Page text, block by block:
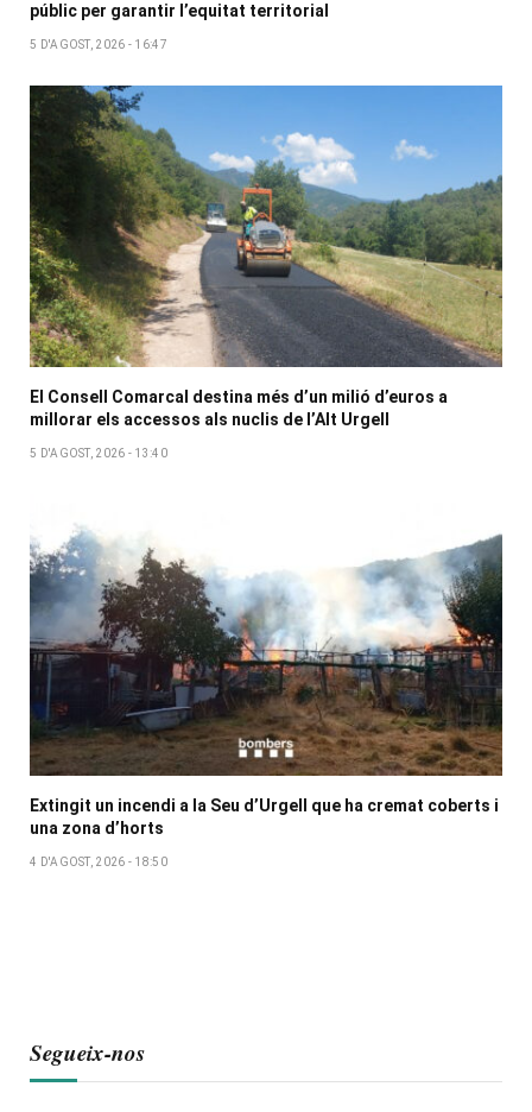
públic per garantir l’equitat territorial
5 D'AGOST, 2026 - 16:47
El Consell Comarcal destina més d’un milió d’euros a
millorar els accessos als nuclis de l’Alt Urgell
5 D'AGOST, 2026 - 13:40
Extingit un incendi a la Seu d’Urgell que ha cremat coberts i
una zona d’horts
4 D'AGOST, 2026 - 18:50
Segueix-nos